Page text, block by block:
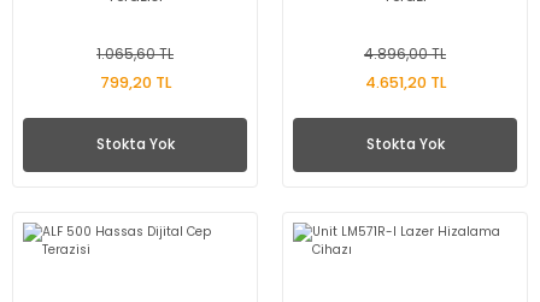
1.065,60 TL
799,20 TL
Stokta Yok
4.896,00 TL
4.651,20 TL
Stokta Yok